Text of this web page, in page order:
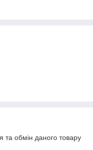
обмін даного товару